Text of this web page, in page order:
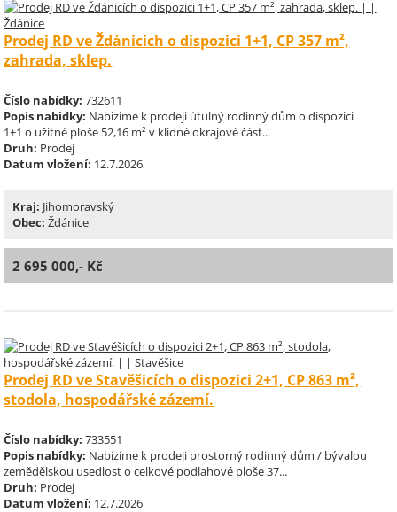
Prodej RD ve Ždánicích o dispozici 1+1, CP 357 m²,
zahrada, sklep.
Číslo nabídky: 732611
Popis nabídky: Nabízíme k prodeji útulný rodinný dům o dispozici
1+1 o užitné ploše 52,16 m² v klidné okrajové část...
Druh: Prodej
Datum vložení: 12.7.2026
Kraj: Jihomoravský
Obec: Ždánice
2 695 000,- Kč
Prodej RD ve Stavěšicích o dispozici 2+1, CP 863 m²,
stodola, hospodářské zázemí.
Číslo nabídky: 733551
Popis nabídky: Nabízíme k prodeji prostorný rodinný dům / bývalou
zemědělskou usedlost o celkové podlahové ploše 37...
Druh: Prodej
Datum vložení: 12.7.2026